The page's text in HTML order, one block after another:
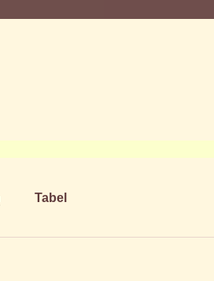
Tabel